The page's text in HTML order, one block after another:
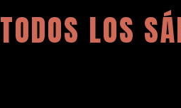
TODOS LOS